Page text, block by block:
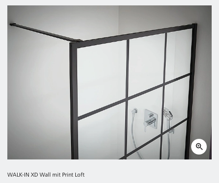
WALK-IN XD Wall mit Print Loft